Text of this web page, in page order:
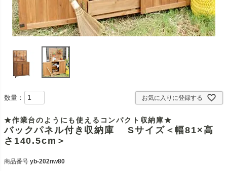
お気に入りに登録する
数量：
★作業台のようにも使えるコンパクト収納庫★
バックパネル付き収納庫 Sサイズ＜幅81×高
さ140.5cm＞
商品番号 yb-202nw80